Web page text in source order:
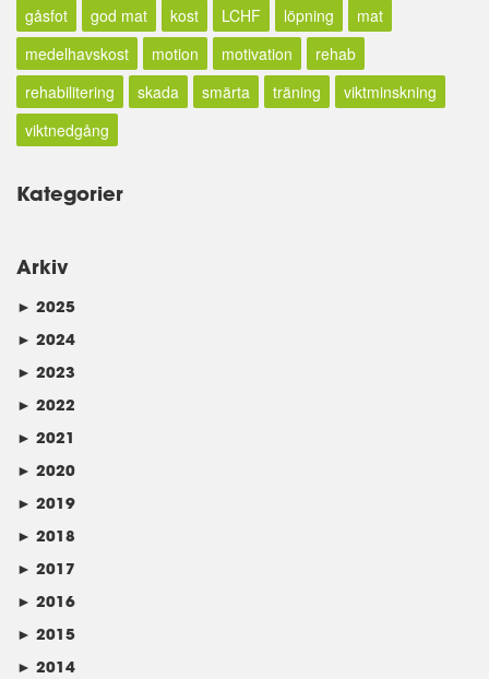
gåsfot
god mat kost LCHF löpning
mat
medelhavskost
motion motivation
rehab
rehabilitering
skada smärta träning
viktminskning
viktnedgång
Kategorier
Arkiv
► 2025
► 2024
► 2023
► 2022
► 2021
► 2020
► 2019
► 2018
► 2017
► 2016
► 2015
► 2014